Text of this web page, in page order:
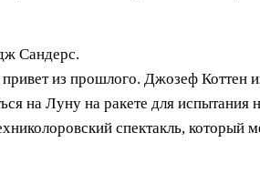
Сандерс.
из прошлого. Джозеф Коттен
на Луну на ракете для
спектакль, который